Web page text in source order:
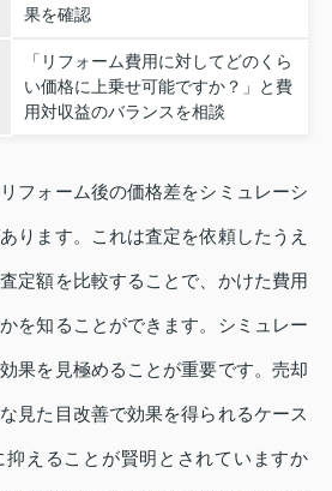
果を確認
「リフォーム費用に対してどのくら
い価格に上乗せ可能ですか？」と費
用対収益のバランスを相談
フォーム後の価格差をシミュレーシ
ります。これは査定を依頼したうえ
定額を比較することで、かけた費用
を知ることができます。シミュレー
果を見極めることが重要です。売却
見た目改善で効果を得られるケース
抑えることが賢明とされていますか